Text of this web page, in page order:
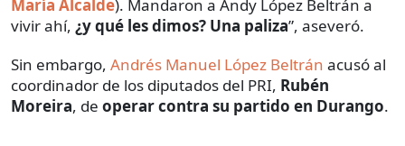
María Alcalde). Mandaron a Andy López Beltrán a
vivir ahí, ¿y qué les dimos? Una paliza”, aseveró.
Sin embargo, Andrés Manuel López Beltrán acusó al
coordinador de los diputados del PRI, Rubén
Moreira, de operar contra su partido en Durango.